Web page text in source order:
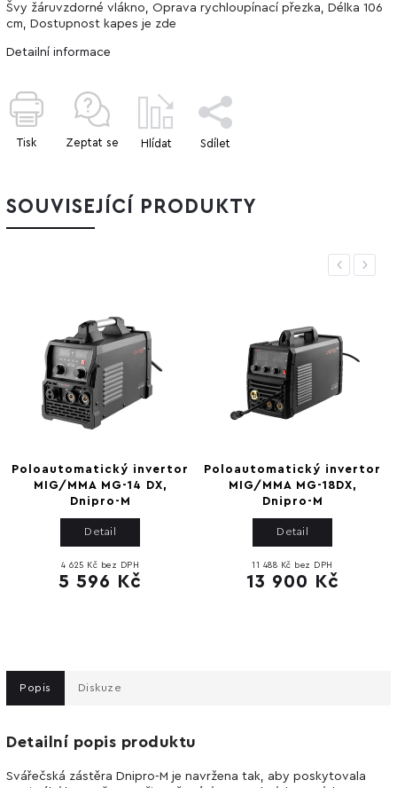
Švy žáruvzdorné vlákno, Oprava rychloupínací přezka, Délka 106
cm, Dostupnost kapes je zde
Detailní informace
Tisk Zeptat se Hlídat Sdílet
Popis Diskuze
Detailní popis produktu
Svářečská zástěra Dnipro-M je navržena tak, aby poskytovala
SOUVISEJÍCÍ PRODUKTY
Previous
Poloautomatický invertor
MIG/MMA MG-14 DX,
Dnipro-M
4 625 Kč bez DPH
5 596 Kč
Detail
Poloautomatický invertor
MIG/MMA MG-18DX,
Dnipro-M
11 488 Kč bez DPH
13 900 Kč
Detail
Next